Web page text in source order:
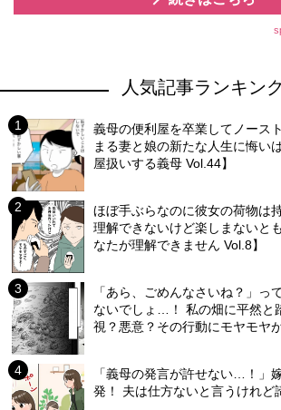
人気記事ランキン
義母の便利屋を卒業してノース
まる妻と娘の新たな人生に悔い
屋扱いする義母 Vol.44】
ほぼ手ぶらなのに彼女の荷物は
理解できないけど楽しまないと
なたが理解できません Vol.8】
「あら、ごめんなさいね？」っ
ないでしょ…！ 私の畑に平然
視？悪意？その行動にモヤモヤ
「義母の発言が許せない…！」
発！ 夫は仕方ないと言うけれど